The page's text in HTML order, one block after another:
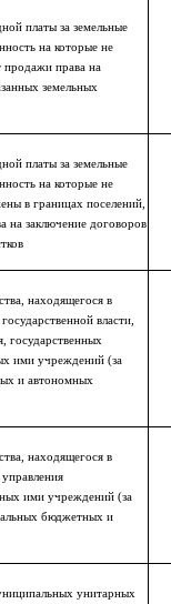
платы за земельные
на которые не
продажи права на
земельных
платы за земельные
на которые не
в границах поселений,
на заключение договоров
находящегося в
власти,
государственных
ими учреждений (за
и автономных
находящегося в
ими учреждений (за
бюджетных и
унитарных